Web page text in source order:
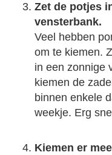
Zet de potjes
vensterbank.
Veel hebben
om te kiemen.
in een zonnige
kiemen de
binnen enkele
weekje. Erg
Kiemen er